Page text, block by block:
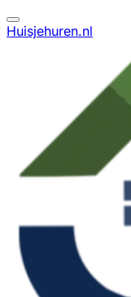
Huisjehuren.nl